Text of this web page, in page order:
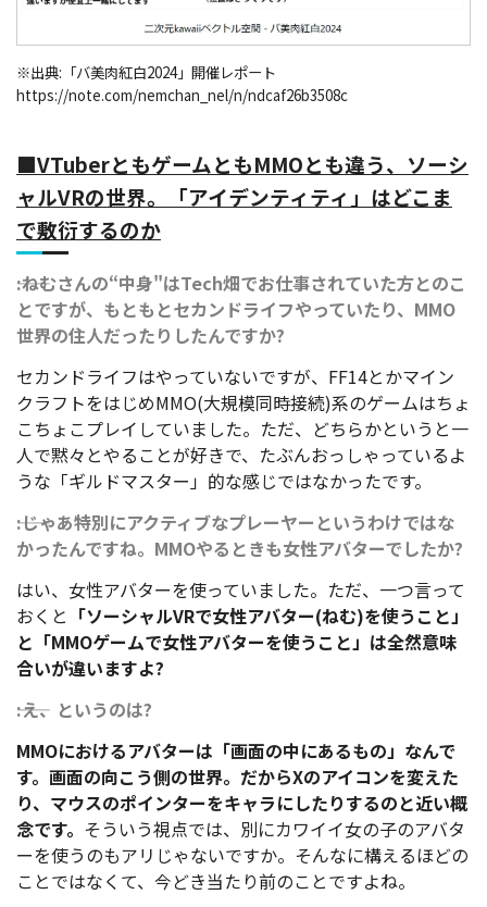
※出典:「バ美肉紅白2024」開催レポート
https://note.com/nemchan_nel/n/ndcaf26b3508c
■VTuberともゲームともMMOとも違う、ソーシ
ャルVRの世界。「アイデンティティ」はどこま
で敷衍するのか
――:ねむさんの“中身"はTech畑でお仕事されていた方とのこ
とですが、もともとセカンドライフやっていたり、MMO
世界の住人だったりしたんですか?
セカンドライフはやっていないですが、FF14とかマイン
クラフトをはじめMMO(大規模同時接続)系のゲームはちょ
こちょこプレイしていました。ただ、どちらかというと一
人で黙々とやることが好きで、たぶんおっしゃっているよ
うな「ギルドマスター」的な感じではなかったです。
――:じゃあ特別にアクティブなプレーヤーというわけではな
かったんですね。MMOやるときも女性アバターでしたか?
はい、女性アバターを使っていました。ただ、一つ言って
おくと 「ソーシャルVRで女性アバター(ねむ)を使うこと」
と「MMOゲームで女性アバターを使うこと」は全然意味
合いが違いますよ?
――:え、というのは?
MMOにおけるアバターは「画面の中にあるもの」なんで
す。画面の向こう側の世界。だからXのアイコンを変えた
り、マウスのポインターをキャラにしたりするのと近い概
念です。 そういう視点では、別にカワイイ女の子のアバタ
ーを使うのもアリじゃないですか。そんなに構えるほどの
ことではなくて、今どき当たり前のことですよね。